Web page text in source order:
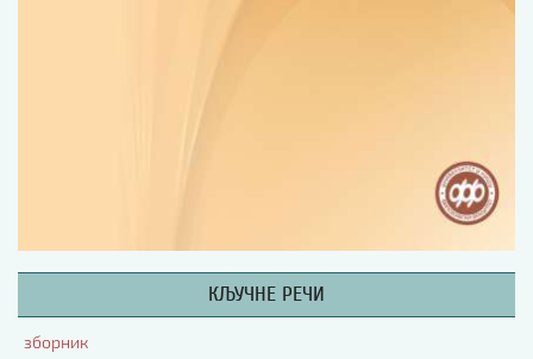
КЉУЧНЕ РЕЧИ
зборник